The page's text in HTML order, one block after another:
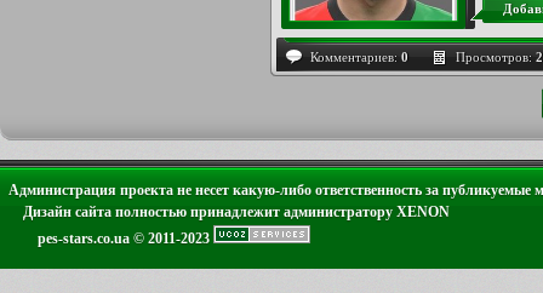
Комментариев: 0 Просмотров:
Администрация проекта не несет какую-либо ответственность за публикуемые
Дизайн сайта полностью принадлежит администратору XENON
pes-stars.co.ua © 2011-2023